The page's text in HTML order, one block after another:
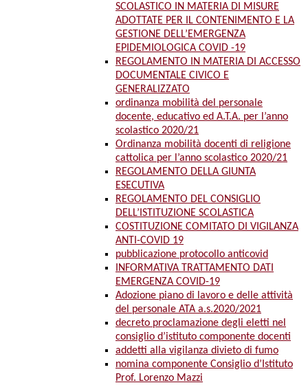
SCOLASTICO IN MATERIA DI MISURE
ADOTTATE PER IL CONTENIMENTO E LA
GESTIONE DELL’EMERGENZA
EPIDEMIOLOGICA COVID -19
REGOLAMENTO IN MATERIA DI ACCESSO
DOCUMENTALE CIVICO E
GENERALIZZATO
ordinanza mobilità del personale
docente, educativo ed A.T.A. per l’anno
scolastico 2020/21
Ordinanza mobilità docenti di religione
cattolica per l’anno scolastico 2020/21
REGOLAMENTO DELLA GIUNTA
ESECUTIVA
REGOLAMENTO DEL CONSIGLIO
DELL’ISTITUZIONE SCOLASTICA
COSTITUZIONE COMITATO DI VIGILANZA
ANTI-COVID 19
pubblicazione protocollo anticovid
INFORMATIVA TRATTAMENTO DATI
EMERGENZA COVID-19
Adozione piano di lavoro e delle attività
del personale ATA a.s.2020/2021
decreto proclamazione degli eletti nel
consiglio d’istituto componente docenti
addetti alla vigilanza divieto di fumo
nomina componente Consiglio d’Istituto
Prof. Lorenzo Mazzi